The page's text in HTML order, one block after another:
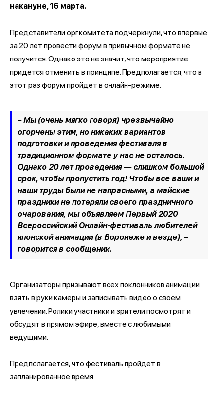
накануне, 16 марта.
Представители оргкомитета подчеркнули, что впервые
за 20 лет провести форум в привычном формате не
получится. Однако это не значит, что мероприятие
придется отменить в принципе. Предполагается, что в
этот раз форум пройдет в онлайн-режиме.
– Мы (очень мягко говоря) чрезвычайно
огорчены этим, но никаких вариантов
подготовки и проведения фестиваля в
традиционном формате у нас не осталось.
Однако 20 лет проведения — слишком большой
срок, чтобы пропустить год! Чтобы все ваши и
наши труды были не напрасными, а майские
праздники не потеряли своего праздничного
очарования, мы объявляем Первый 2020
Всероссийский Онлайн-фестиваль любителей
японской анимации (в Воронеже и везде), –
говорится в сообщении.
Организаторы призывают всех поклонников анимации
взять в руки камеры и записывать видео о своем
увлечении. Ролики участники и зрители посмотрят и
обсудят в прямом эфире, вместе с любимыми
ведущими.
Предполагается, что фестиваль пройдет в
запланированное время.